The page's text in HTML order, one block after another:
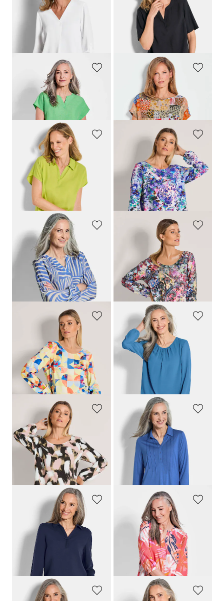
109,95 €
Laagste prijs van de afgelopen 30
dagen**: 69,95 €
59,95 €69,95 €
Laagste prijs van de afgelopen 30
dagen**: 79,95 €
39,95 €89,95 €
GOLDNER
59,95 €69,95 €
GOLDNER
49,95 €59,95 €
Blouse met bloemenprint
19,95 €89,95 €
Laagste prijs van de afgelopen 30
dagen**: 24,95 € (-20%)
GOLDNER
Lichte blouse van pure viscose
59,95 €69,95 €
Blouse met paisleymotief
89,95 €
Laagste prijs van de afgelopen 30
dagen**: 39,95 € (-25%)
Blouse van pure viscose
29,95 € 89,95 €
Laagste prijs van de afgelopen 30
dagen**: 39,95 € (-25%)
GOLDNER
Elegante blouse van chiffon
39,95 €69,95 €
Laagste prijs van de afgelopen 30
dagen**: 49,95 €
GOLDNER
Blouse van pure viscose
19,95 €89,95 €
Laagste prijs van de afgelopen 30
dagen**: 24,95 € (-20%)
GOLDNER
Tuniekshirt van jersey met biesjes
89,95 €
Laagste prijs van de afgelopen 30
dagen**: 59,95 €
(-16%)
49,95 €
89,95 €
GOLDNER
89,95 €
Laagste prijs van de afgelopen 30
dagen**: 89,95 € (-33%)